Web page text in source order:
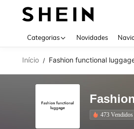
Categorias Novidades
Início / Fashion functional
473 Vendidos